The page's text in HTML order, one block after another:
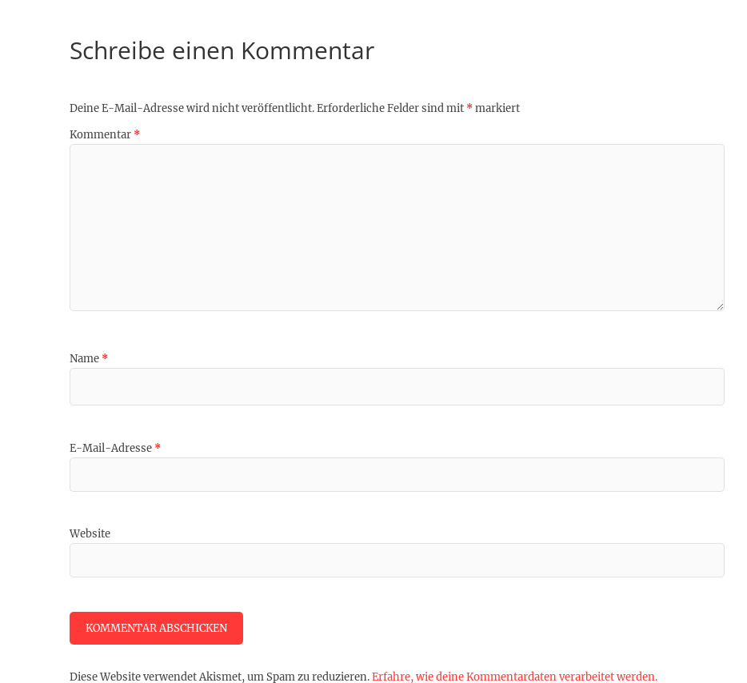
Schreibe einen Kommentar
Deine E-Mail-Adresse wird nicht veröffentlicht.Erforderliche Felder sind mit *markiert
Kommentar *
Name *
E-Mail-Adresse *
Website
Diese Website verwendet Akismet, um Spam zu reduzieren.Erfahre, wie deine Kommentardaten verarbeitet werden.